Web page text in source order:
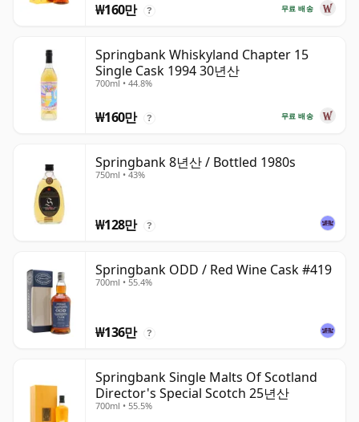
무료 배송
₩160만 ?
Springbank Whiskyland Chapter 15
Single Cask 1994 30년산
700ml • 44.8%
무료 배송
₩160만 ?
Springbank 8년산 / Bottled 1980s
750ml • 43%
₩128만 ?
Springbank ODD / Red Wine Cask #419
700ml • 55.4%
₩136만 ?
Springbank Single Malts Of Scotland
Director's Special Scotch 25년산
700ml • 55.5%